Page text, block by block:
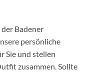
Badener
persönliche
Sie und stellen
zusammen. Sollte